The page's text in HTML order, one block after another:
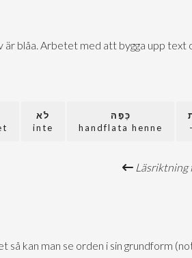
blåa. Arbetet med att bygga upp text
כַּפָּהּ
handflata henne
לֹא
inte
Läsriktning
kan man se orden i sin grundform